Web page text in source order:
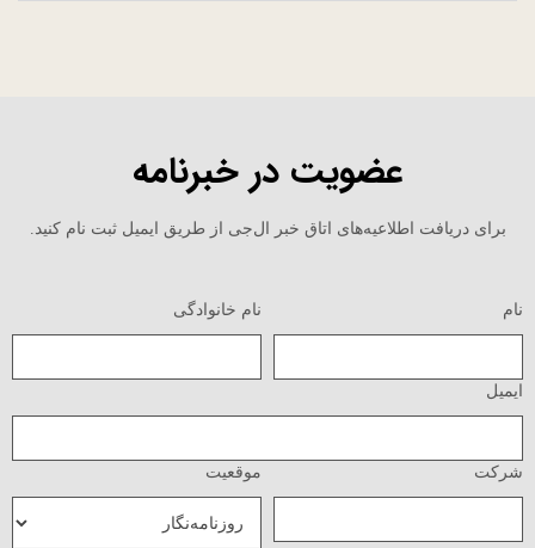
عضویت در خبرنامه
برای دریافت اطلاعیه‌های اتاق خبر ال‌جی از طریق ایمیل ثبت نام کنید.
نام نام خانوادگی
ایمیل
شرکت موقعیت